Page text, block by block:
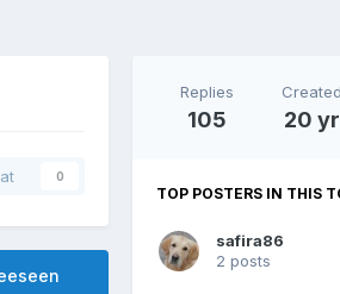
0
Replies
105
Created
20 yr
TOP POSTERS IN THIS
safira86
2 posts